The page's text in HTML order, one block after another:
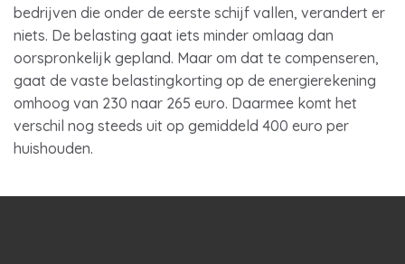
bedrijven die onder de eerste schijf vallen, verandert er
niets. De belasting gaat iets minder omlaag dan
oorspronkelijk gepland. Maar om dat te compenseren,
gaat de vaste belastingkorting op de energierekening
omhoog van 230 naar 265 euro. Daarmee komt het
verschil nog steeds uit op gemiddeld 400 euro per
huishouden.